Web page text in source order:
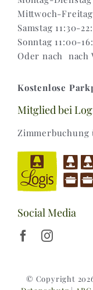
Mittwoch-
Samstag 11:30-
Sonntag 11:00-
Oder nach nach
Kostenlose
Mitglied bei
Zimmerbuchung
Social Media
© Copyright